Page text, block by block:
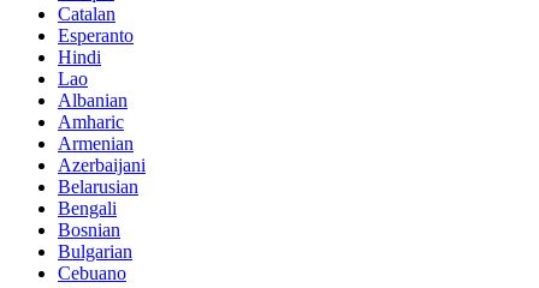
Catalan
Esperanto
Hindi
Lao
Albanian
Amharic
Armenian
Azerbaijani
Belarusian
Bengali
Bosnian
Bulgarian
Cebuano